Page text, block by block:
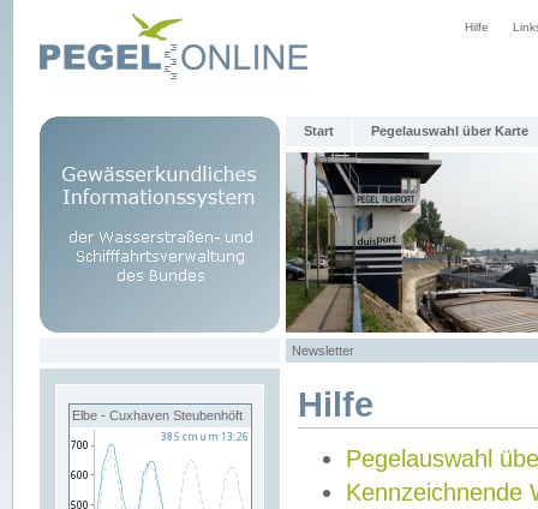
Hilfe
Start Pegelauswahl über Karte
Newsletter
Elbe - Cuxhaven Steubenhöft Hilfe
Pegelauswahl
Kennzeichnende